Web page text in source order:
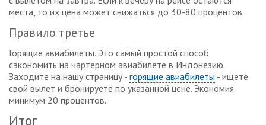
места, то их цена может снижаться до 30-80 процентов.
Правило третье
Горящие авиабилеты. Это самый простой способ
сэкономить на чартерном авиабилете в Индонезию.
Заходите на нашу страницу - горящие авиабилеты - ищете
свой вылет и бронируете по указанной цене. Экономия
минимум 20 процентов.
Итог